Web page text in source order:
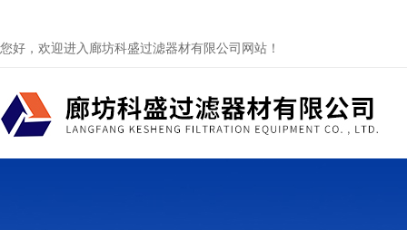
您好，欢迎进入廊坊科盛过滤器材有限公司网站！